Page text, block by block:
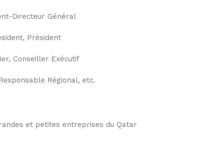
Directeur Général
Président
Conseiller Exécutif
Régional, etc.
et petites entreprises du Qatar